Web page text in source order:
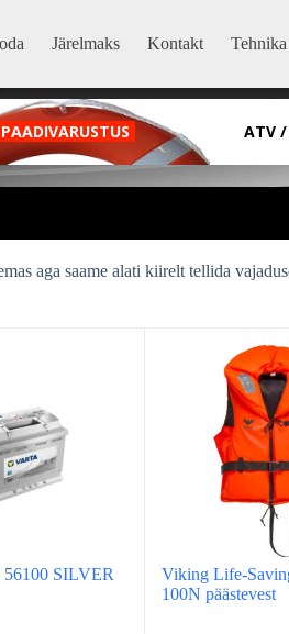
Järelmaks Kontakt
PAADIVARUSTUS ATV /
aga saame alati kiirelt tellida
SILVER
Viking Life-
100N päästevest